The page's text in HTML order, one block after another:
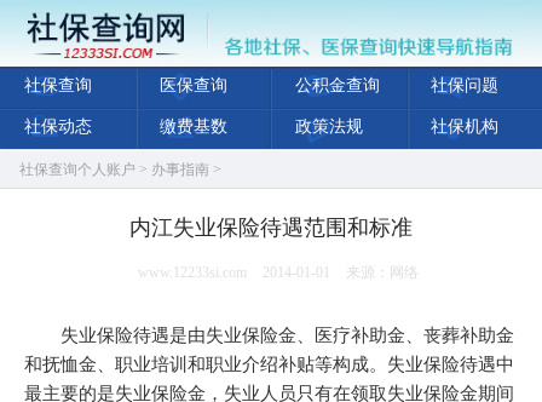
社保查询 医保查询 公积金查询 社保问题
社保动态 缴费基数 政策法规 社保机构
社保查询个人账户 > 办事指南 >
内江失业保险待遇范围和标准
www.12233si.com 2014-01-01 来源：网络
失业保险待遇是由失业保险金、医疗补助金、丧葬补助金
和抚恤金、职业培训和职业介绍补贴等构成。失业保险待遇中
最主要的是失业保险金，失业人员只有在领取失业保险金期间